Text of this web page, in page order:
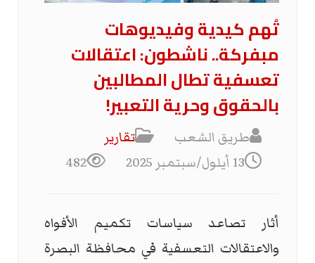
تُهم كيدية وفيديوهات
مبفركة.. ناشطون: اعتقالات
تعسفية تطال المطالبين
بالحقوق وحرية التعبير!
طريق الشعب
تقارير
13 أيلول/سبتمبر 2025
482
أثار تصاعد سياسات تكميم الأفواه
والاعتقالات التعسفية في محافظة البصرة